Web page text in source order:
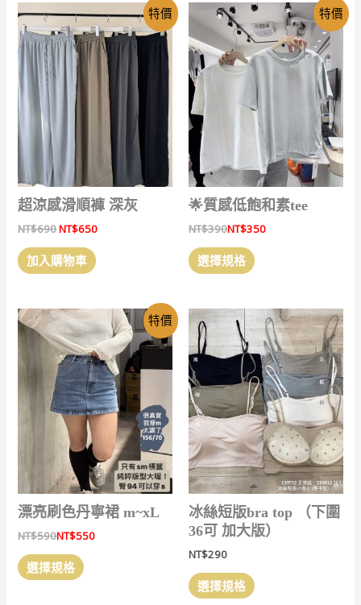
特價
超涼感滑順褲 深灰
NT$690原
價
格：
NT$650目
加入購物車
特價
🌟質感低飽和素tee
NT$390NT$350
選擇規格 產
有
多
種
款
式。
可
在
產
品
頁
面
選
擇
特價
漂亮刷色丹寧裙 m~xL
NT$590NT$550
選擇規格 產
冰絲短版bra top （下圍
36可 加大版）
NT$290
選擇規格 產